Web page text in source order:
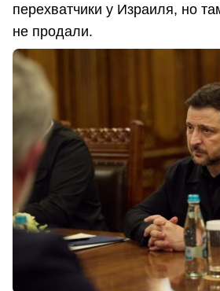
перехватчики у Израиля, но
не продали.